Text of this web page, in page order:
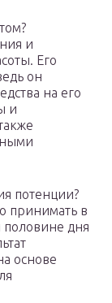
и
Его
он
на его
и
потенции?
принимать в
половине дня
основе